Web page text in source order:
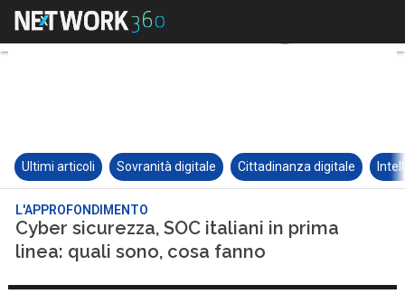
Ultimi articoli Sovranità digitale Cittadinanza digitale
L'APPROFONDIMENTO
Cyber sicurezza, SOC italiani in prima
linea: quali sono, cosa fanno